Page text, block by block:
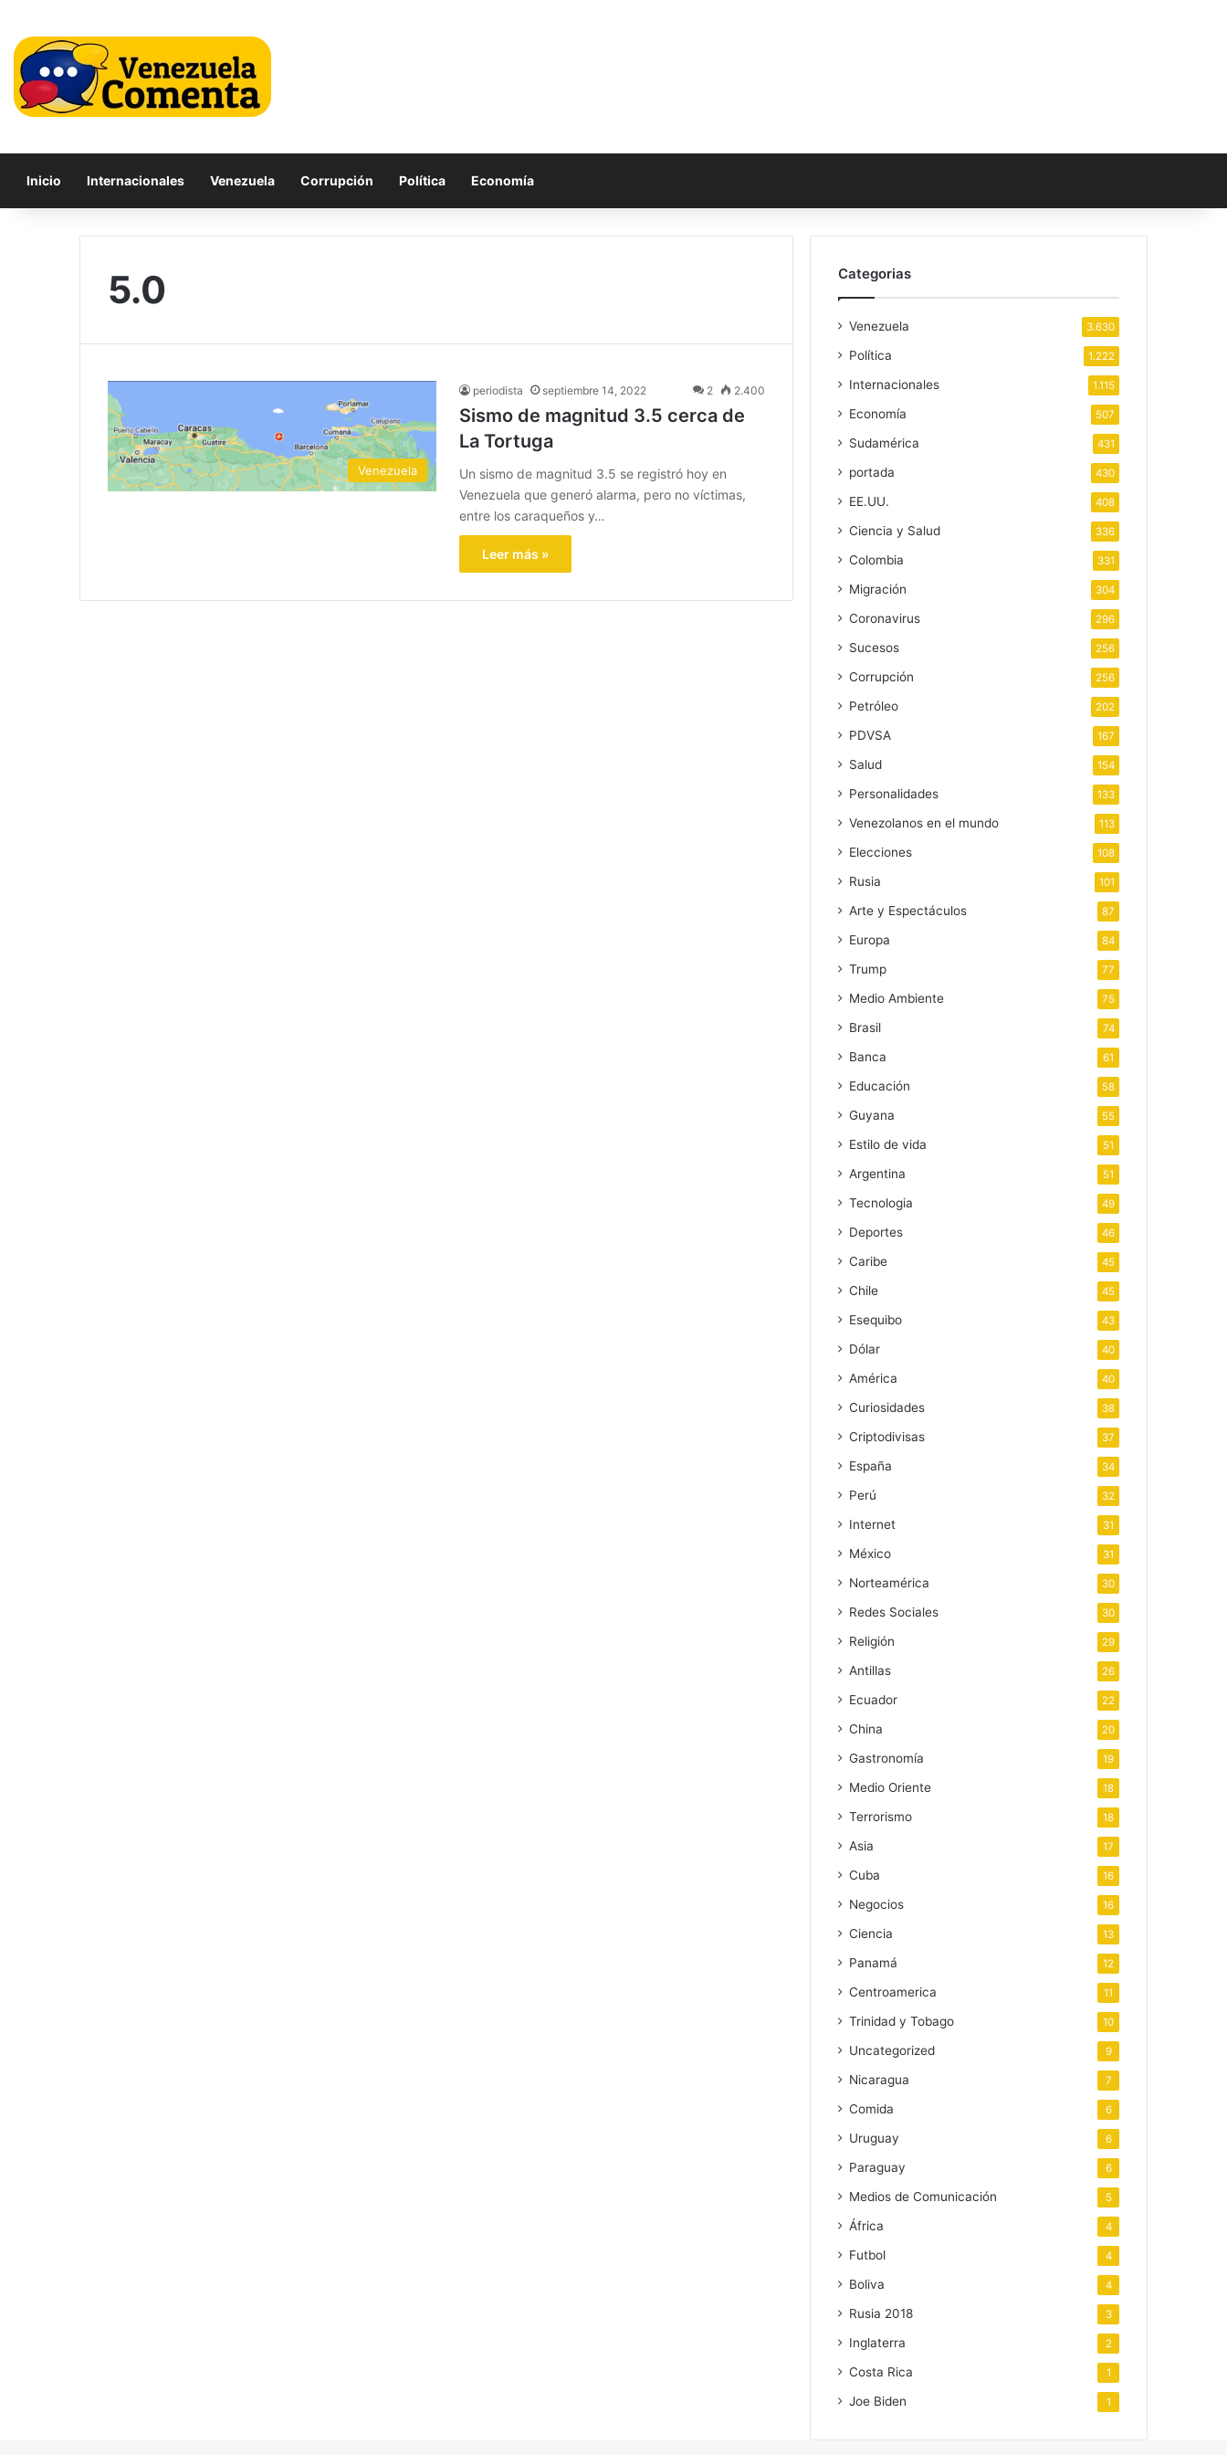
Inicio Internacionales Venezuela Corrupción Política Economía
5.0
Venezuela
periodista septiembre 14, 2022 2 2.400
Sismo de magnitud 3.5 cerca de
La Tortuga
Un sismo de magnitud 3.5 se registró hoy en
Venezuela que generó alarma, pero no víctimas,
entre los caraqueños y…
Leer más »
Categorias
Venezuela 3.630
Política 1.222
Internacionales 1.115
Economía 507
Sudamérica 431
portada 430
EE.UU. 408
Ciencia y Salud 336
Colombia 331
Migración 304
Coronavirus 296
Sucesos 256
Corrupción 256
Petróleo 202
PDVSA 167
Salud 154
Personalidades 133
Venezolanos en el mundo 113
Elecciones 108
Rusia 101
Arte y Espectáculos 87
Europa 84
Trump 77
Medio Ambiente 75
Brasil 74
Banca 61
Educación 58
Guyana 55
Estilo de vida 51
Argentina 51
Tecnologia 49
Deportes 46
Caribe 45
Chile 45
Esequibo 43
Dólar 40
América 40
Curiosidades 38
Criptodivisas 37
España 34
Perú 32
Internet 31
México 31
Norteamérica 30
Redes Sociales 30
Religión 29
Antillas 26
Ecuador 22
China 20
Gastronomía 19
Medio Oriente 18
Terrorismo 18
Asia 17
Cuba 16
Negocios 16
Ciencia 13
Panamá 12
Centroamerica 11
Trinidad y Tobago 10
Uncategorized 9
Nicaragua 7
Comida 6
Uruguay 6
Paraguay 6
Medios de Comunicación 5
África 4
Futbol 4
Boliva 4
Rusia 2018 3
Inglaterra 2
Costa Rica 1
Joe Biden 1